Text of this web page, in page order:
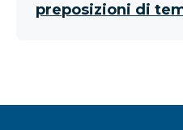
preposizioni di